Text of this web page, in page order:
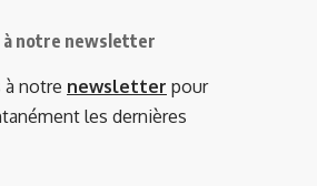
à notre newsletter
à notre newsletter pour
les dernières